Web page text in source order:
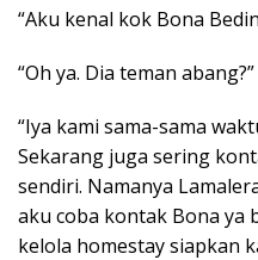
“Aku kenal kok Bona
“Oh ya. Dia teman abang?”
“Iya kami sama-sama
Sekarang juga sering
sendiri. Namanya
aku coba kontak Bona ya
kelola homestay siapkan